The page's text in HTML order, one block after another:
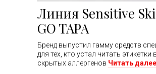
Линия Sensitive
GO TAPA
Бренд выпустил гамму средств
для тех, кто устал читать этикетки
скрытых аллергенов Читать далее